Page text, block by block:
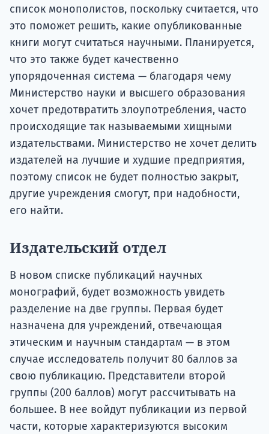
список монополистов, поскольку считается, что
это поможет решить, какие опубликованные
книги могут считаться научными. Планируется,
что это также будет качественно
упорядоченная система — благодаря чему
Министерство науки и высшего образования
хочет предотвратить злоупотребления, часто
происходящие так называемыми хищными
издательствами. Министерство не хочет делить
издателей на лучшие и худшие предприятия,
поэтому список не будет полностью закрыт,
другие учреждения смогут, при надобности,
его найти.
Издательский отдел
В новом списке публикаций научных
монографий, будет возможность увидеть
разделение на две группы. Первая будет
назначена для учреждений, отвечающая
этическим и научным стандартам — в этом
случае исследователь получит 80 баллов за
свою публикацию. Представители второй
группы (200 баллов) могут рассчитывать на
большее. В нее войдут публикации из первой
части, которые характеризуются высоким